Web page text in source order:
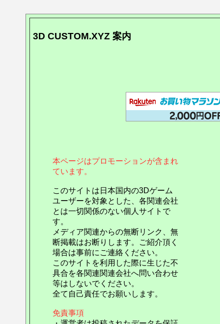
3D CUSTOM.XYZ 案内
本ページはプロモーションが含まれ
ています。
このサイトは日本国内の3Dゲーム
ユーザーを対象とした、各関連会社
とは一切関係のない個人サイトで
す。
メディア関連からの無断リンク、無
断掲載はお断りします。ご紹介頂く
場合は事前にご連絡ください。
このサイトを利用した際に生じた不
具合を各関連関連会社へ問い合わせ
等はしないでください。
全て自己責任でお願いします。
免責事項